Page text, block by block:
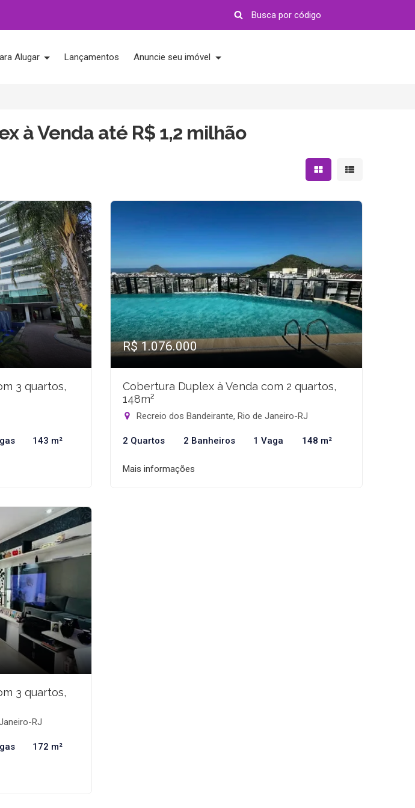
Alugar Lançamentos Anuncie seu imóvel
à Venda até R$ 1,2 milhão
Mostrar resultados em
Mostrar
3 quartos,
143 m²
R$ 1.076.000
Cobertura Duplex à Venda com 2 quartos,
148m²
Recreio dos Bandeirante, Rio de Janeiro-RJ
2 Quartos 2 Banheiros 1 Vaga 148 m²
Mais informações
3 quartos,
RJ
172 m²